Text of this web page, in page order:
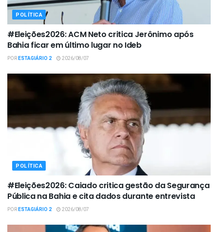
POLÍTICA
#Eleições2026: ACM Neto critica Jerônimo após
Bahia ficar em último lugar no Ideb
PORESTAGIÁRIO 2 2026/08/07
POLÍTICA
#Eleições2026: Caiado critica gestão da Segurança
Pública na Bahia e cita dados durante entrevista
PORESTAGIÁRIO 2 2026/08/07